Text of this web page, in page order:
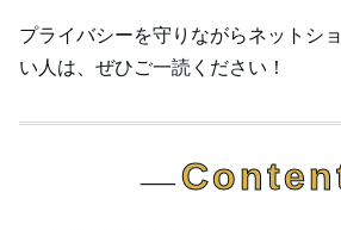
プライバシーを守りながらネットシ
い人は、ぜひご一読ください！
⸺